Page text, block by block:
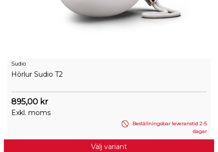
Sudio
Hörlur Sudio T2
895,00 kr
Exkl. moms
Beställningsbar leveranstid 2-5
dagar
Välj variant